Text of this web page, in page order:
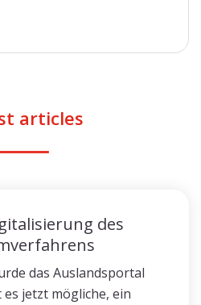
articles
des
das Auslandsportal
jetzt mögliche, ein